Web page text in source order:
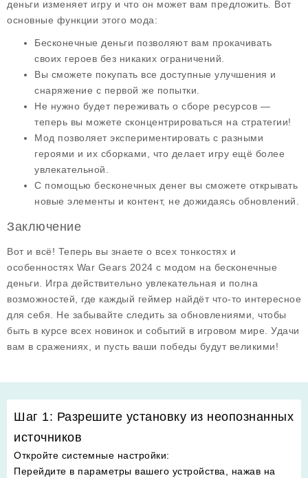
деньги изменяет игру и что он может вам предложить. Вот
основные функции этого мода:
Бесконечные деньги позволяют вам прокачивать
своих героев без никаких ограничений.
Вы сможете покупать все доступные улучшения и
снаряжение с первой же попытки.
Не нужно будет переживать о сборе ресурсов —
теперь вы можете сконцентрироваться на стратегии!
Мод позволяет экспериментировать с разными
героями и их сборками, что делает игру ещё более
увлекательной.
С помощью бесконечных денег вы сможете открывать
новые элементы и контент, не дожидаясь обновлений.
Заключение
Вот и всё! Теперь вы знаете о всех тонкостях и
особенностях War Gears 2024 с модом на бесконечные
деньги . Игра действительно увлекательная и полна
возможностей, где каждый геймер найдёт что-то интересное
для себя. Не забывайте следить за обновлениями, чтобы
быть в курсе всех новинок и событий в игровом мире. Удачи
вам в сражениях, и пусть ваши победы будут великими!
Шаг 1: Разрешите установку из неопознанных
источников
Откройте системные настройки:
Перейдите в параметры вашего устройства, нажав на